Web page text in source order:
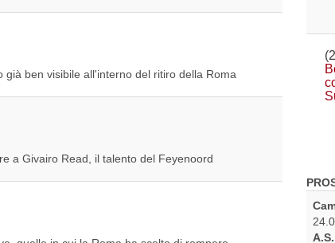
ben visibile all'interno del ritiro della Roma
a Givairo Read, il talento del Feyenoord